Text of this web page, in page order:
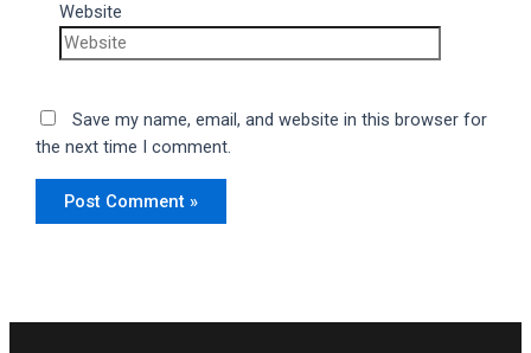
Website
Save my name, email, and website in this browser for
the next time I comment.